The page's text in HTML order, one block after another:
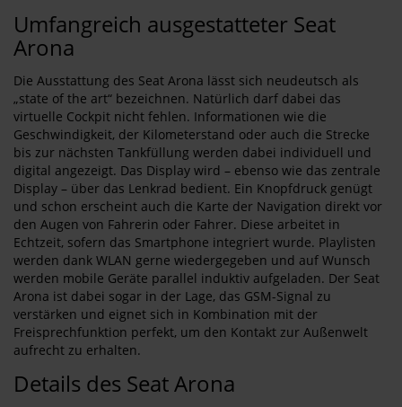
Umfangreich ausgestatteter Seat
Arona
Die Ausstattung des Seat Arona lässt sich neudeutsch als
„state of the art“ bezeichnen. Natürlich darf dabei das
virtuelle Cockpit nicht fehlen. Informationen wie die
Geschwindigkeit, der Kilometerstand oder auch die Strecke
bis zur nächsten Tankfüllung werden dabei individuell und
digital angezeigt. Das Display wird – ebenso wie das zentrale
Display – über das Lenkrad bedient. Ein Knopfdruck genügt
und schon erscheint auch die Karte der Navigation direkt vor
den Augen von Fahrerin oder Fahrer. Diese arbeitet in
Echtzeit, sofern das Smartphone integriert wurde. Playlisten
werden dank WLAN gerne wiedergegeben und auf Wunsch
werden mobile Geräte parallel induktiv aufgeladen. Der Seat
Arona ist dabei sogar in der Lage, das GSM-Signal zu
verstärken und eignet sich in Kombination mit der
Freisprechfunktion perfekt, um den Kontakt zur Außenwelt
aufrecht zu erhalten.
Details des Seat Arona